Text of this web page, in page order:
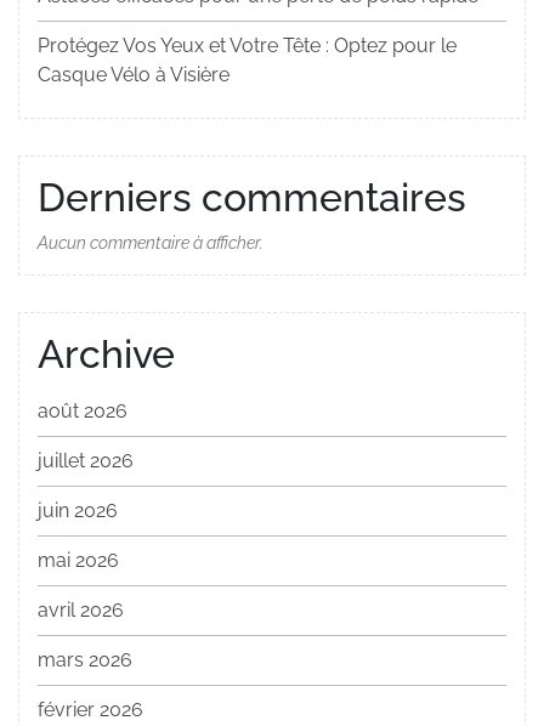
Protégez Vos Yeux et Votre Tête : Optez pour le
Casque Vélo à Visière
Derniers commentaires
Aucun commentaire à afficher.
Archive
août 2026
juillet 2026
juin 2026
mai 2026
avril 2026
mars 2026
février 2026